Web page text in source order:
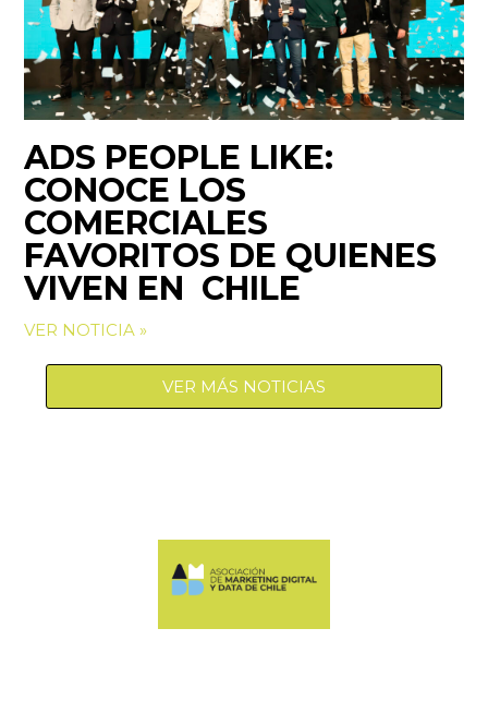
ADS PEOPLE LIKE:
CONOCE LOS
COMERCIALES
FAVORITOS DE QUIENES
VIVEN EN CHILE
VER NOTICIA »
VER MÁS NOTICIAS